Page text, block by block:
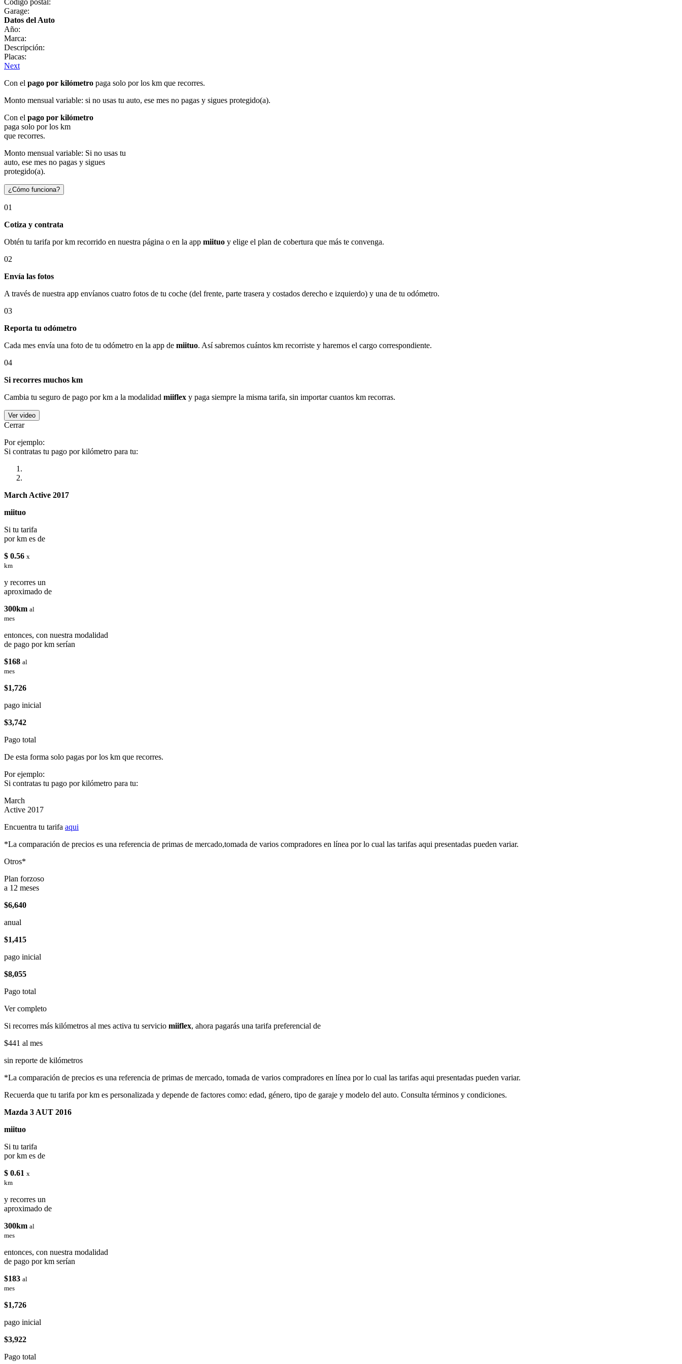
Garage:
Datos del Auto
Año:
Marca:
Descripción:
Placas:
Next
Con el pago por kilómetro paga solo por los km que recorres.
Monto mensual variable: si no usas tu auto, ese mes no pagas y sigues protegido(a).
Con el pago por kilómetro
paga solo por los km
que recorres.
Monto mensual variable: Si no usas tu
auto, ese mes no pagas y sigues
protegido(a).
¿Cómo funciona?
01
Cotiza y contrata
Obtén tu tarifa por km recorrido en nuestra página o en la app miituo y elige el plan de cobertura que más te convenga.
02
Envía las fotos
A través de nuestra app envíanos cuatro fotos de tu coche (del frente, parte trasera y costados derecho e izquierdo) y una de tu odómetro.
03
Reporta tu odómetro
Cada mes envía una foto de tu odómetro en la app de miituo. Así sabremos cuántos km recorriste y haremos el cargo correspondiente.
04
Si recorres muchos km
Cambia tu seguro de pago por km a la modalidad miiflex y paga siempre la misma tarifa, sin importar cuantos km recorras.
Ver video
Cerrar
Por ejemplo:
Si contratas tu pago por kilómetro para tu:
March Active 2017
miituo
Si tu tarifa
por km es de
$ 0.56 x
km
y recorres un
aproximado de
300km al
mes
entonces, con nuestra modalidad
de pago por km serían
$168 al
mes
$1,726
pago inicial
$3,742
Pago total
De esta forma solo pagas por los km que recorres.
Por ejemplo:
Si contratas tu pago por kilómetro para tu:
March
Active 2017
Encuentra tu tarifa aqui
*La comparación de precios es una referencia de primas de mercado,tomada de varios compradores en línea por lo cual las tarifas aqui presentadas pueden variar.
Otros*
Plan forzoso
a 12 meses
$6,640
anual
$1,415
pago inicial
$8,055
Pago total
Ver completo
Si recorres más kilómetros al mes activa tu servicio miiflex, ahora pagarás una tarifa preferencial de
$441 al mes
sin reporte de kilómetros
*La comparación de precios es una referencia de primas de mercado, tomada de varios compradores en línea por lo cual las tarifas aqui presentadas pueden variar.
Recuerda que tu tarifa por km es personalizada y depende de factores como: edad, género, tipo de garaje y modelo del auto. Consulta términos y condiciones.
Mazda 3 AUT 2016
miituo
Si tu tarifa
por km es de
$ 0.61 x
km
y recorres un
aproximado de
300km al
mes
entonces, con nuestra modalidad
de pago por km serían
$183 al
mes
$1,726
pago inicial
$3,922
Pago total